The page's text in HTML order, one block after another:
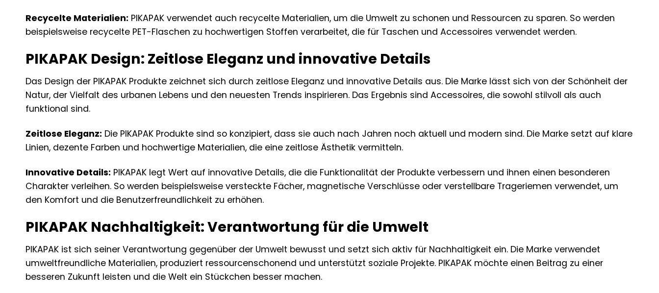
Recycelte Materialien: PIKAPAK verwendet auch recycelte Materialien, um die Umwelt zu schonen und Ressourcen zu sparen. So werden
beispielsweise recycelte PET-Flaschen zu hochwertigen Stoffen verarbeitet, die für Taschen und Accessoires verwendet werden.
PIKAPAK Design: Zeitlose Eleganz und innovative Details
Das Design der PIKAPAK Produkte zeichnet sich durch zeitlose Eleganz und innovative Details aus. Die Marke lässt sich von der Schönheit der
Natur, der Vielfalt des urbanen Lebens und den neuesten Trends inspirieren. Das Ergebnis sind Accessoires, die sowohl stilvoll als auch
funktional sind.
Zeitlose Eleganz: Die PIKAPAK Produkte sind so konzipiert, dass sie auch nach Jahren noch aktuell und modern sind. Die Marke setzt auf klare
Linien, dezente Farben und hochwertige Materialien, die eine zeitlose Ästhetik vermitteln.
Innovative Details: PIKAPAK legt Wert auf innovative Details, die die Funktionalität der Produkte verbessern und ihnen einen besonderen
Charakter verleihen. So werden beispielsweise versteckte Fächer, magnetische Verschlüsse oder verstellbare Trageriemen verwendet, um
den Komfort und die Benutzerfreundlichkeit zu erhöhen.
PIKAPAK Nachhaltigkeit: Verantwortung für die Umwelt
PIKAPAK ist sich seiner Verantwortung gegenüber der Umwelt bewusst und setzt sich aktiv für Nachhaltigkeit ein. Die Marke verwendet
umweltfreundliche Materialien, produziert ressourcenschonend und unterstützt soziale Projekte. PIKAPAK möchte einen Beitrag zu einer
besseren Zukunft leisten und die Welt ein Stückchen besser machen.